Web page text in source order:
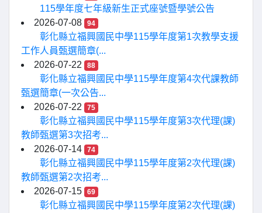
115學年度七年級新生正式座號暨學號公告
2026-07-08
94
彰化縣立福興國民中學115學年度第1次教學支援
工作人員甄選簡章(...
2026-07-22
88
彰化縣立福興國民中學115學年度第4次代課教師
甄選簡章(一次公告...
2026-07-22
75
彰化縣立福興國民中學115學年度第3次代理(課)
教師甄選第3次招考...
2026-07-14
74
彰化縣立福興國民中學115學年度第2次代理(課)
教師甄選第2次招考...
2026-07-15
69
彰化縣立福興國民中學115學年度第2次代理(課)